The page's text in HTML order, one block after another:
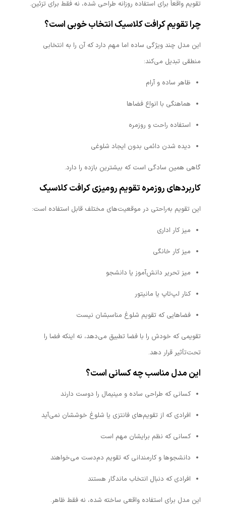
تقویم واقعاً برای استفاده روزانه طراحی شده، نه فقط برای تزئین.
چرا تقویم کرافت کلاسیک انتخاب خوبی است؟
این مدل چند ویژگی ساده اما مهم دارد که آن را به انتخابی
منطقی تبدیل می‌کند:
ظاهر ساده و آرام
هماهنگی با انواع فضاها
استفاده راحت و روزمره
دیده شدن دائمی بدون ایجاد شلوغی
گاهی همین سادگی است که بیشترین بازده را دارد.
کاربردهای روزمره تقویم رومیزی کرافت کلاسیک
این تقویم به‌راحتی در موقعیت‌های مختلف قابل استفاده است:
میز کار اداری
میز کار خانگی
میز تحریر دانش‌آموز یا دانشجو
کنار لپ‌تاپ یا مانیتور
فضاهایی که تقویم شلوغ مناسبشان نیست
تقویمی که خودش را با فضا تطبیق می‌دهد، نه اینکه فضا را
تحت‌تأثیر قرار دهد.
این مدل مناسب چه کسانی است؟
کسانی که طراحی ساده و مینیمال را دوست دارند
افرادی که از تقویم‌های فانتزی یا شلوغ خوششان نمی‌آید
کسانی که نظم برایشان مهم است
دانشجوها و کارمندانی که تقویم دم‌دست می‌خواهند
افرادی که دنبال انتخاب ماندگار هستند
این مدل برای استفاده واقعی ساخته شده، نه فقط ظاهر.